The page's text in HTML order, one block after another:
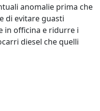
anomalie prima che
di evitare guasti
in officina e ridurre i
diesel che quelli